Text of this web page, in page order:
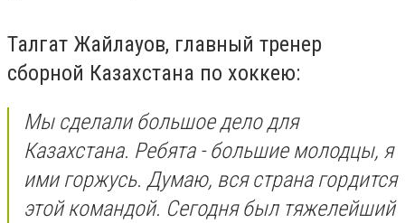
Талгат Жайлауов, главный тренер
сборной Казахстана по хоккею:
Мы сделали большое дело для
Казахстана. Ребята - большие молодцы, я
ими горжусь. Думаю, вся страна гордится
этой командой. Сегодня был тяжелейший